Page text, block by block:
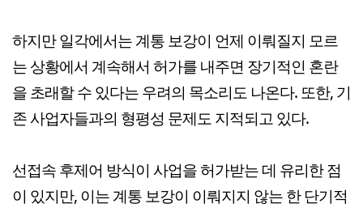
하지만 일각에서는 계통 보강이 언제 이뤄질지 모르
는 상황에서 계속해서 허가를 내주면 장기적인 혼란
을 초래할 수 있다는 우려의 목소리도 나온다. 또한, 기
존 사업자들과의 형평성 문제도 지적되고 있다.
선접속 후제어 방식이 사업을 허가받는 데 유리한 점
이 있지만, 이는 계통 보강이 이뤄지지 않는 한 단기적